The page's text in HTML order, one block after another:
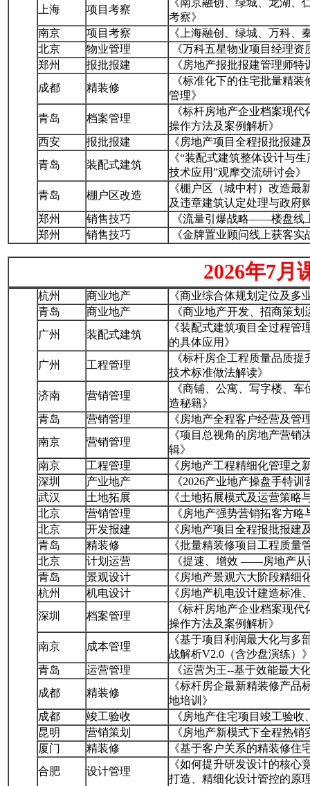
上海 项目考察
《南京融创、绿城、龙湖
考察》
南京
项目考察
《上海融创、绿城、万科、
北京
物业管理
《万科五星物业项目经理资
郑州
报批报建
《房地产报批报建管理师特
成都
精装修
《标准化下的住宅批量精
管理》
青岛
档案管理
《标杆房地产企业档案现
操作方法及案例解析》
西安
报批报建
《房地产项目全程报批报建
青岛
装配式建筑
《“装配式建筑整体设计与
技术应用”观摩交流研讨会》
青岛
棚户区改造
《棚户区（城中村）改造
及违章建筑认定处理与政府
郑州
销售技巧
《流量引爆战略——楼盘线
郑州
销售技巧 《金牌置业顾问线上获客
2026年7月
杭州 商业地产
《商业综合体规划定位及多
青岛
商业地产
《商业地产开发、招商策
广州
装配式建筑
《装配式建筑项目全过程
的具体应用》
广州
工程管理
《标杆房企工程质量品质
技术标准做法解读》
济南
营销管理
《商铺、公寓、写字楼、
造秘籍》
青岛
营销管理
《房地产全程客户经营及管
南京
营销管理
《项目总视角的房地产营
辑》
南京
工程管理
《房地产工程精细化管理之
深圳
产业地产
《2026产业地产操盘手特训
武汉
土地拓展
《土地拓展模式及运营策略
北京
营销管理
《房地产强势营销拓客方
北京
开发报建
《房地产项目全程报批报建
青岛
精装修
《批量精装修项目工程质量
北京
计划运营
《提速、增效 ——房地产从
青岛
景观设计
《房地产景观六大阶段精细
杭州
机电设计
《房地产机电设计建造标准
深圳
档案管理
《标杆房地产企业档案现
操作方法及案例解析》
南京
成本管理
《基于项目利润最大化与
战解析V2.0（含沙盘演练）
青岛
运营管理
《运营为王--基于效能最大
成都
精装修
《标杆房企最新精装修产
地培训》
成都
竣工验收
《房地产住宅项目竣工验收
昆明
营销策划
《房地产新模式下全程热
厦门
精装修
《基于客户关系的精装修住
合肥
设计管理
《如何提升研发设计的核
打造、精细化设计管控的原